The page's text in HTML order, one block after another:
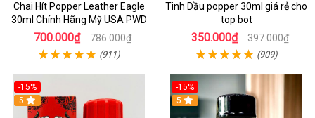
Chai Hít Popper Leather Eagle
30ml Chính Hãng Mỹ USA PWD
700.000₫ 786.000₫
(911)
Tinh Dầu popper 30ml giá rẻ cho
top bot
350.000₫ 397.000₫
(909)
-15%
5
-15%
5